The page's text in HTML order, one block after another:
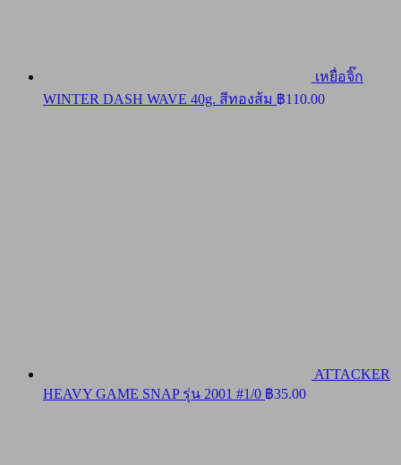
เหยื่อจิ๊ก
WINTER DASH WAVE 40g. สีทองส้ม ฿110.00
ATTACKER
HEAVY GAME SNAP รุ่น 2001 #1/0 ฿35.00